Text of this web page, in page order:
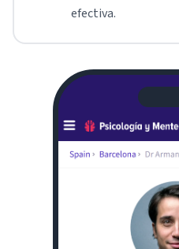
efectiva.